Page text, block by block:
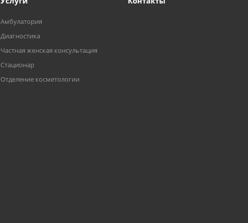
Амбулатория
Диагностика
Частная женская консультация
Стационар
Отделение косметологии